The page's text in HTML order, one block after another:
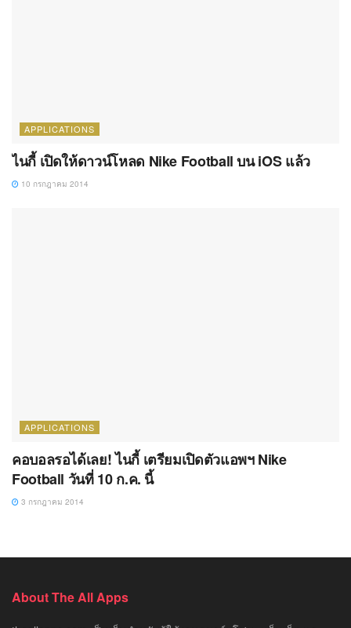
APPLICATIONS
ไนกี้ เปิดให้ดาวน์โหลด Nike Football บน iOS แล้ว
10 กรกฎาคม 2014
APPLICATIONS
คอบอลรอได้เลย! ไนกี้ เตรียมเปิดตัวแอพฯ Nike
Football วันที่ 10 ก.ค. นี้
3 กรกฎาคม 2014
About The All Apps